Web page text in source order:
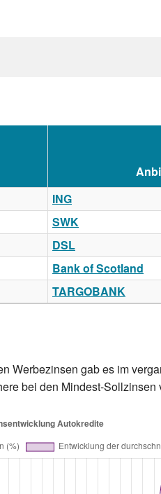
ING
SWK
DSL
Bank of Scotland
TARGOBANK
Werbezinsen gab es im
bei den Mindest-